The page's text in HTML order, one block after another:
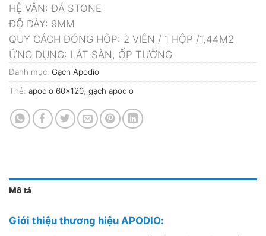
HỆ VÂN: ĐÁ STONE
ĐỘ DÀY: 9MM
QUY CÁCH ĐÓNG HỘP: 2 VIÊN / 1 HỘP /1,44M2
ỨNG DỤNG: LÁT SÀN, ỐP TƯỜNG
Danh mục: Gạch Apodio
Thẻ: apodio 60x120, gạch apodio
Mô tả
Giới thiệu thương hiệu APODIO: